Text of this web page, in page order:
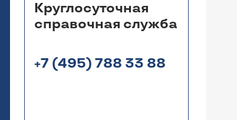
Круглосуточная
справочная служба
+7 (495) 788 33 88